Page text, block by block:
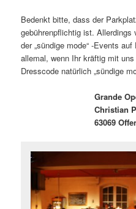
Bedenkt bitte, dass der
gebührenpflichtig ist. Allerdings
der „sündige mode“ -Events
allemal, wenn Ihr kräftig mit
Dresscode natürlich „sündige
Grande
Christian
63069